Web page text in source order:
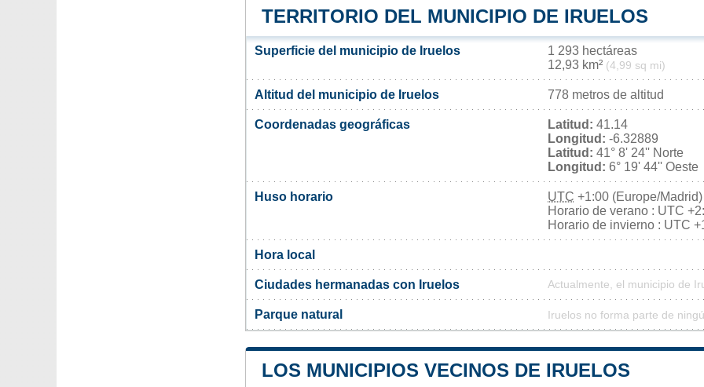
TERRITORIO DEL MUNICIPIO DE IRUELOS
Superficie del municipio de Iruelos
1 293 hectáreas
12,93 km² (4,99 sq mi)
Altitud del municipio de Iruelos 778 metros de altitud
Coordenadas geográficas Latitud: 41.14
Longitud: -6.32889
Latitud: 41° 8' 24'' Norte
Longitud: 6° 19' 44'' Oeste
Huso horario UTC +1:00 (Europe/Madrid)
Horario de verano : UTC
Horario de invierno : UTC
Hora local
Ciudades hermanadas con Iruelos Actualmente, el municipio de
Parque natural Iruelos no forma parte de
LOS MUNICIPIOS VECINOS DE IRUELOS